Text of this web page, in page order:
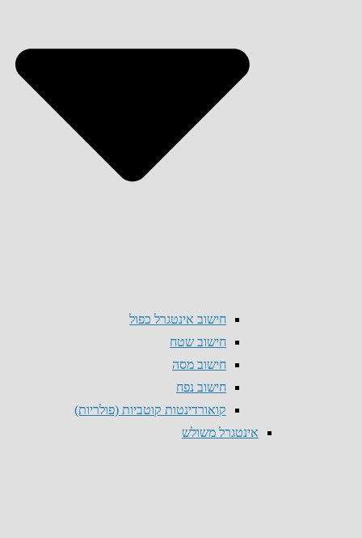
חישוב אינטגרל כפול
חישוב שטח
חישוב מסה
חישוב נפח
קואורדינטות קוטביות (פולריות)
אינטגרל משולש